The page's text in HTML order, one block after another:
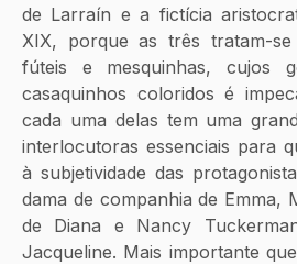
de Larraín e a fictícia
XIX, porque as três tratam-
fúteis e mesquinhas, cujos
casaquinhos coloridos é
cada uma delas tem uma
interlocutoras essenciais para
à subjetividade das
dama de companhia de Emma,
de Diana e Nancy
Jacqueline. Mais importante